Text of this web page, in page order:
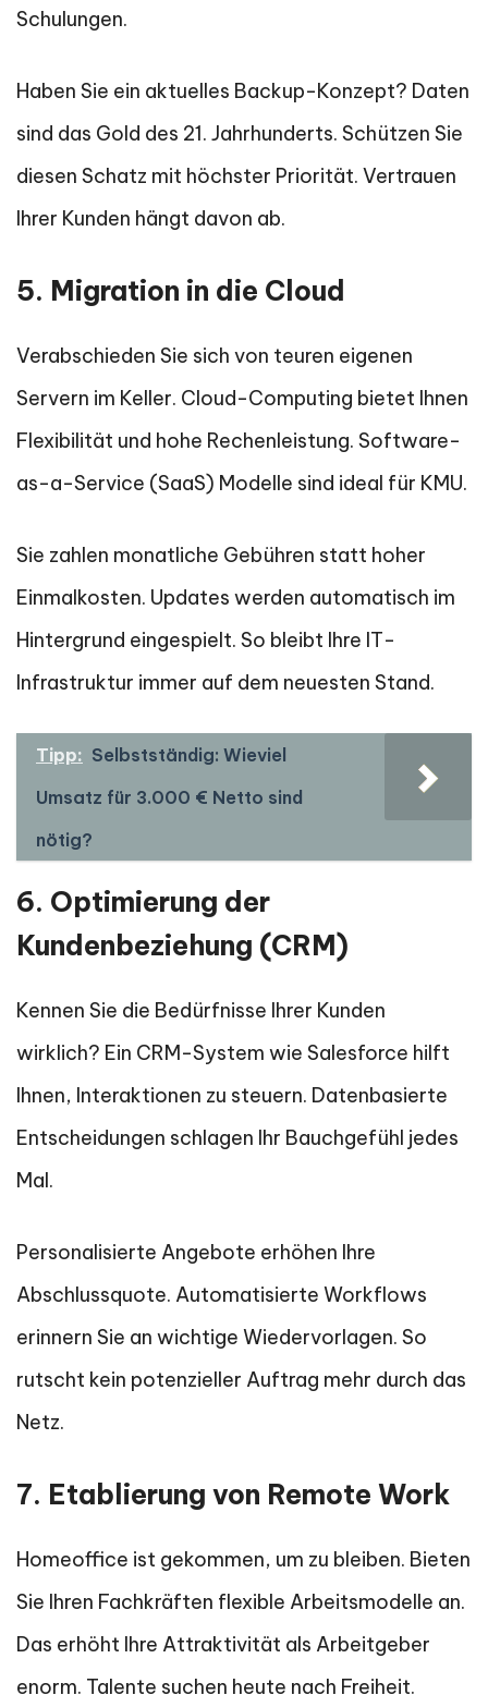
Schulungen.
Haben Sie ein aktuelles Backup-Konzept? Daten
sind das Gold des 21. Jahrhunderts. Schützen Sie
diesen Schatz mit höchster Priorität. Vertrauen
Ihrer Kunden hängt davon ab.
5. Migration in die Cloud
Verabschieden Sie sich von teuren eigenen
Servern im Keller. Cloud-Computing bietet Ihnen
Flexibilität und hohe Rechenleistung. Software-
as-a-Service (SaaS) Modelle sind ideal für KMU.
Sie zahlen monatliche Gebühren statt hoher
Einmalkosten. Updates werden automatisch im
Hintergrund eingespielt. So bleibt Ihre IT-
Infrastruktur immer auf dem neuesten Stand.
Tipp: Selbstständig: Wieviel
Umsatz für 3.000 € Netto sind
nötig?
6. Optimierung der
Kundenbeziehung (CRM)
Kennen Sie die Bedürfnisse Ihrer Kunden
wirklich? Ein CRM-System wie Salesforce hilft
Ihnen, Interaktionen zu steuern. Datenbasierte
Entscheidungen schlagen Ihr Bauchgefühl jedes
Mal.
Personalisierte Angebote erhöhen Ihre
Abschlussquote. Automatisierte Workflows
erinnern Sie an wichtige Wiedervorlagen. So
rutscht kein potenzieller Auftrag mehr durch das
Netz.
7. Etablierung von Remote Work
Homeoffice ist gekommen, um zu bleiben. Bieten
Sie Ihren Fachkräften flexible Arbeitsmodelle an.
Das erhöht Ihre Attraktivität als Arbeitgeber
enorm. Talente suchen heute nach Freiheit.